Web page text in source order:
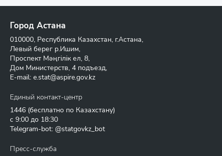
Город Астана
010000, Республика Казахстан, г.Астана,
Левый берег р.Ишим,
Проспект Мәңгілік ел, 8,
Дом Министерств, 4 подъезд,
E-mail: e.stat@aspire.gov.kz
Единый контакт-центр
1446 (бесплатно по Казахстану)
с 9:00 до 18:30
Telegram-bot: @statgovkz_bot
Пресс-служба